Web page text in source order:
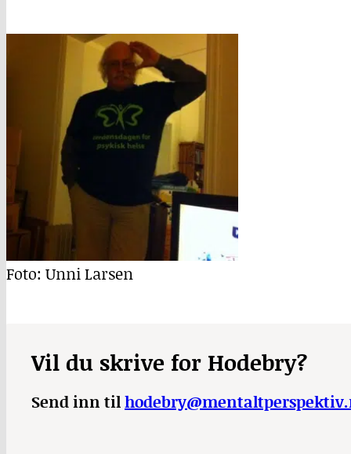
Foto: Unni Larsen
Vil du skrive for Hodebry?
Send inn til